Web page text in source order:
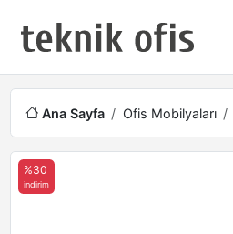
Ana Sayfa Ofis Mobilyaları
%30
indirim